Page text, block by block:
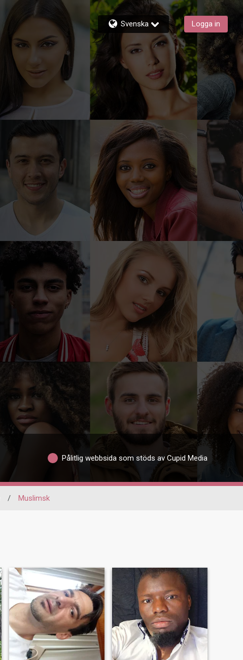
Svenska Logga in
Pålitlig webbsida som stöds av Cupid Media
/ Muslimsk